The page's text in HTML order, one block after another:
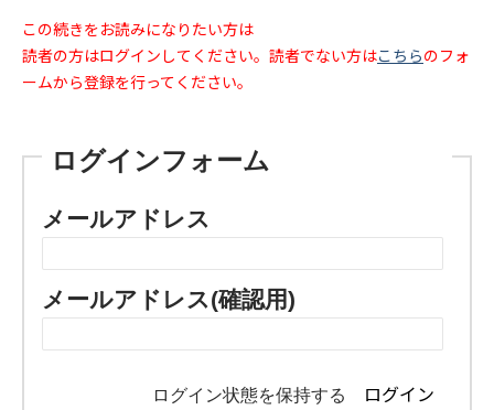
この続きをお読みになりたい方は
読者の方はログインしてください。読者でない方はこちらのフォ
ームから登録を行ってください。
ログインフォーム
メールアドレス
メールアドレス(確認用)
ログイン状態を保持する